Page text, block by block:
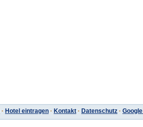
· Hotel eintragen · Kontakt · Datenschutz ·